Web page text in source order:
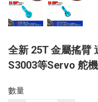
全新 25T 金屬搖臂
S3003等Servo 舵機
數量